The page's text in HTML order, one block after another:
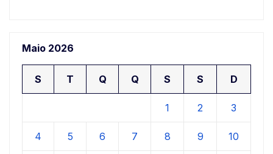
Maio 2026
S T Q Q S S D
1 2 3
4 5 6 7 8 9 10